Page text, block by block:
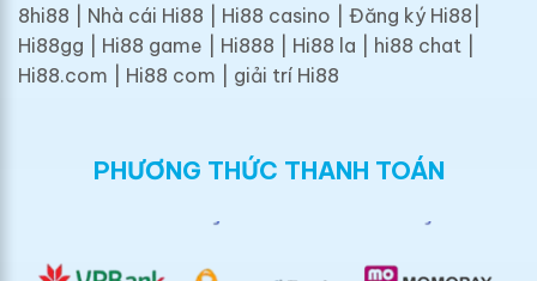
8hi88 | Nhà cái Hi88 | Hi88 casino | Đăng ký Hi88|
Hi88gg | Hi88 game | Hi888 | Hi88 la | hi88 chat |
Hi88.com | Hi88 com | giải trí Hi88
PHƯƠNG THỨC THANH TOÁN